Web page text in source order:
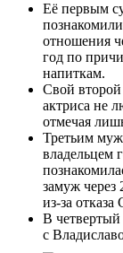
Её первым
отношения
год по
напиткам.
Свой
актриса не
отмечая
Третьим
владельцем
замуж через
из-за
В четвертый
с